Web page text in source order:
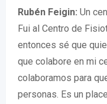
Rubén Feigin: Un
Fui al Centro de
entonces sé que
que colabore en mi
colaboramos para
personas. Es un